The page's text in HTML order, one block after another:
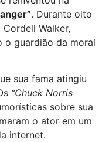
. Durante oito
Walker,
o guardião da moral
sua fama atingiu
“Chuck Norris
sobre sua
o ator em um
internet.